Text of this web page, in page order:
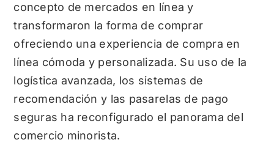
concepto de mercados en línea y
transformaron la forma de comprar
ofreciendo una experiencia de compra en
línea cómoda y personalizada. Su uso de la
logística avanzada, los sistemas de
recomendación y las pasarelas de pago
seguras ha reconfigurado el panorama del
comercio minorista.